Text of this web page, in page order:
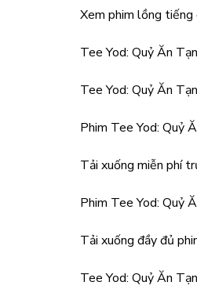
Xem phim lồng
Tee Yod: Quỷ Ăn
Tee Yod: Quỷ Ăn
Phim Tee Yod: Quỷ
Tải xuống miễn phí
Phim Tee Yod: Quỷ
Tải xuống đầy đủ
Tee Yod: Quỷ Ăn